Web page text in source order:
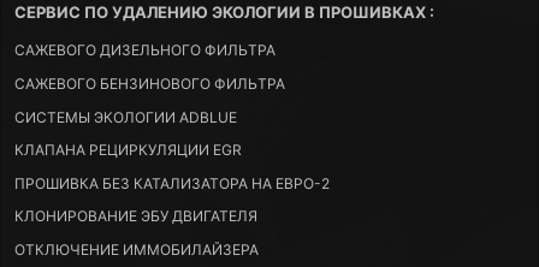
СЕРВИС ПО УДАЛЕНИЮ ЭКОЛОГИИ В ПРОШИВКАХ :
САЖЕВОГО ДИЗЕЛЬНОГО ФИЛЬТРА
САЖЕВОГО БЕНЗИНОВОГО ФИЛЬТРА
СИСТЕМЫ ЭКОЛОГИИ ADBLUE
КЛАПАНА РЕЦИРКУЛЯЦИИ EGR
ПРОШИВКА БЕЗ КАТАЛИЗАТОРА НА ЕВРО-2
КЛОНИРОВАНИЕ ЭБУ ДВИГАТЕЛЯ
ОТКЛЮЧЕНИЕ ИММОБИЛАЙЗЕРА